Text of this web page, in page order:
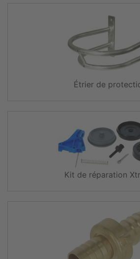
Étrier de
Kit de réparation